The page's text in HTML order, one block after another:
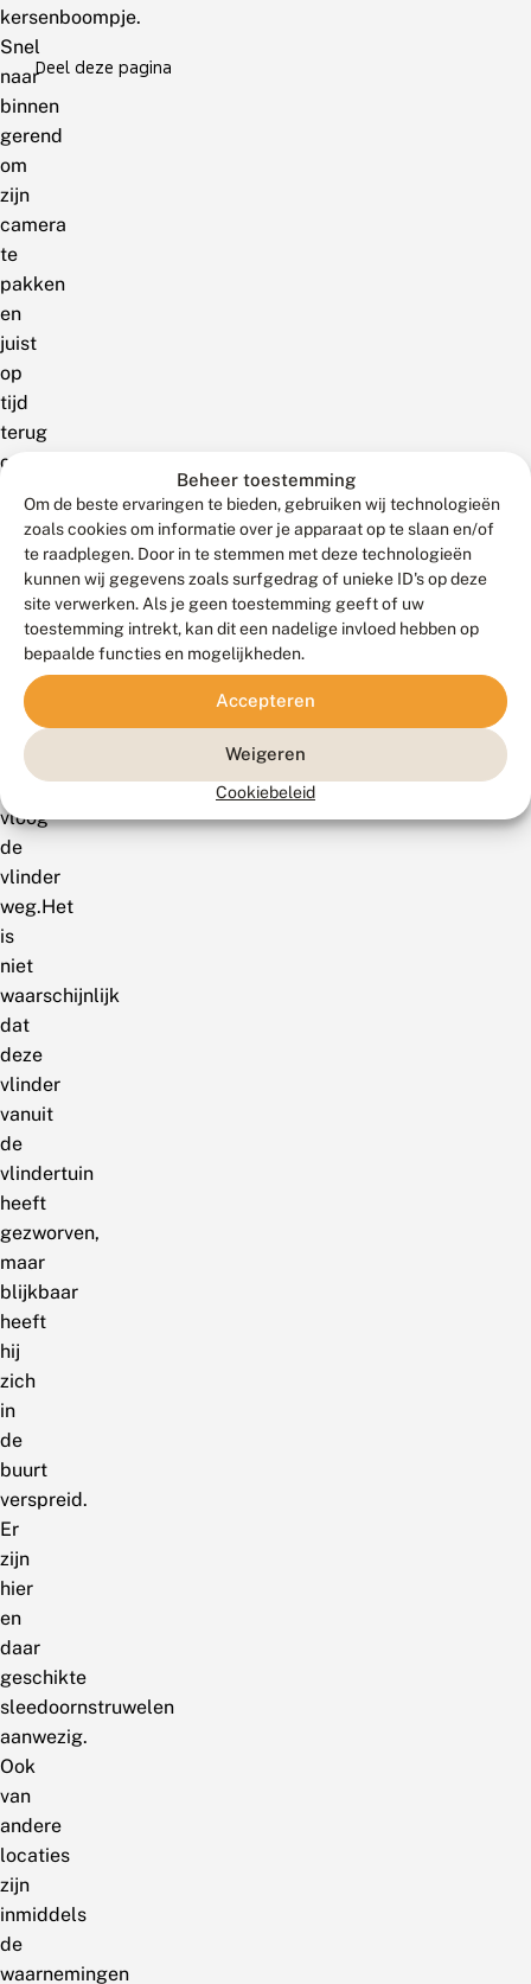
Beheer toestemming
Om de beste ervaringen te bieden, gebruiken wij technologieën
zoals cookies om informatie over je apparaat op te slaan en/of
te raadplegen. Door in te stemmen met deze technologieën
kunnen wij gegevens zoals surfgedrag of unieke ID's op deze
site verwerken. Als je geen toestemming geeft of uw
toestemming intrekt, kan dit een nadelige invloed hebben op
bepaalde functies en mogelijkheden.
Accepteren
Weigeren
Cookiebeleid
kersenboompje.
Snel
naar
binnen
gerend
om
zijn
camera
te
pakken
en
juist
op
tijd
terug
om
net
een
foto
maken
vuilboom
(foto
rechts).
Vervolgens
vloog
de
vlinder
weg.Het
is
niet
waarschijnlijk
dat
deze
vlinder
vanuit
de
vlindertuin
heeft
gezworven,
maar
blijkbaar
heeft
hij
zich
in
de
buurt
verspreid.
Er
zijn
hier
en
daar
geschikte
sleedoornstruwelen
aanwezig.
Ook
van
andere
locaties
zijn
inmiddels
de
waarnemingen
Deel deze pagina